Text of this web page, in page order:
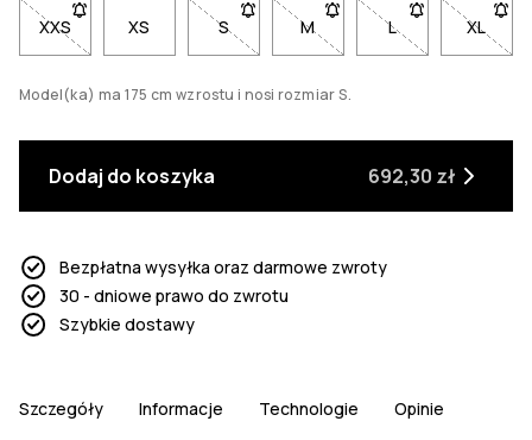
XXS- Rozmiar XXS niedostępny. Kliknij, aby otrzymać
XS S- Rozmiar S niedostępny. Kliknij, aby
M- Rozmiar M niedostępny.
L- Rozmiar L
XL
-
Model(ka) ma 175 cm wzrostu i nosi rozmiar S.
Dodaj do koszyka 692,30 zł
Bezpłatna wysyłka oraz darmowe zwroty
30 - dniowe prawo do zwrotu
Szybkie dostawy
Szczegóły Informacje Technologie Opinie